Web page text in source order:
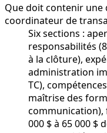
Que doit contenir une
coordinateur de
Six sections :
responsabilités
à la clôture),
administration
TC),
maîtrise des
000 $ à 65 000 $